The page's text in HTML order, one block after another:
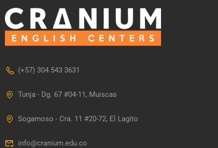
(+57) 304 543 3631
Tunja - Dg. 67 #04-11, Muiscas
Sogamoso - Cra. 11 #20-72, El Lagito
info@cranium.edu.co